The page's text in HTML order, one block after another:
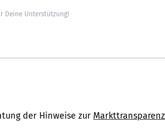
der Hinweise zur